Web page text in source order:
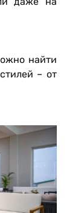
найти
– от